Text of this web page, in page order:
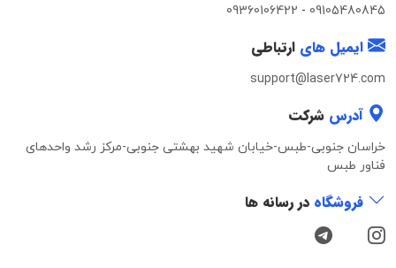
09105480845
-
09360106422
ایمیل های ارتباطی
support@laser724.com
آدرس شرکت
خراسان جنوبی-طبس-خیابان شهید بهشتی جنوبی-مرکز رشد واحدهای
فناور طبس
فروشگاه در رسانه ها